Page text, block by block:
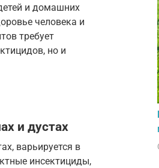
и домашних
человека и
требует
но и
и дустах
варьируется в
инсектициды,